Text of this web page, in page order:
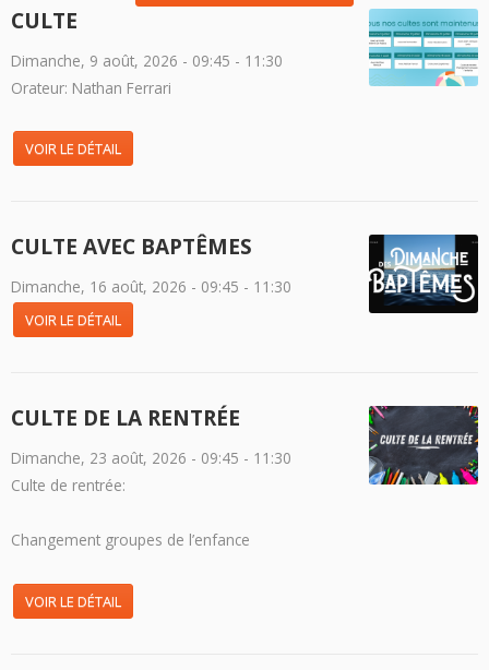
CULTE
Dimanche, 9 août, 2026 - 09:45 - 11:30
Orateur: Nathan Ferrari
VOIR LE DÉTAIL
CULTE AVEC BAPTÊMES
Dimanche, 16 août, 2026 - 09:45 - 11:30
VOIR LE DÉTAIL
CULTE DE LA RENTRÉE
Dimanche, 23 août, 2026 - 09:45 - 11:30
Culte de rentrée:
Changement groupes de l’enfance
VOIR LE DÉTAIL